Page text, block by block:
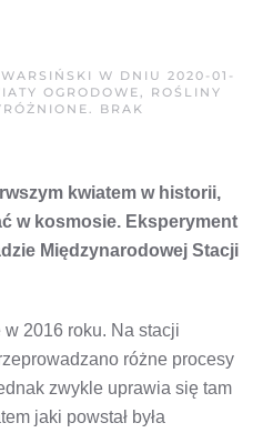
W DNIU 2020-01-
OGRODOWE, ROŚLINY
. BRAK
kwiatem w historii,
w kosmosie. Eksperyment
Międzynarodowej Stacji
w 2016 roku. Na stacji
różne procesy
zwykle uprawia się tam
jaki powstał była